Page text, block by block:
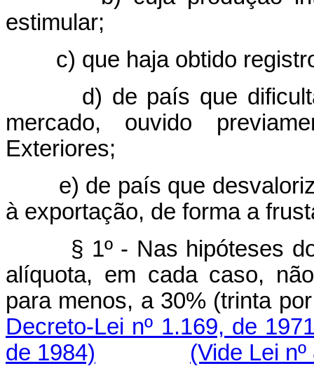
estimular;
c) que haja obtido
d) de país que dificultar
mercado, ouvido
Exteriores;
e) de país que
à exportação, de forma a
§ 1º - Nas hipóteses
alíquota, em cada caso,
para menos, a 30% (trinta
Decreto-Lei nº 1.169, de
de 1984)
(Vide Lei